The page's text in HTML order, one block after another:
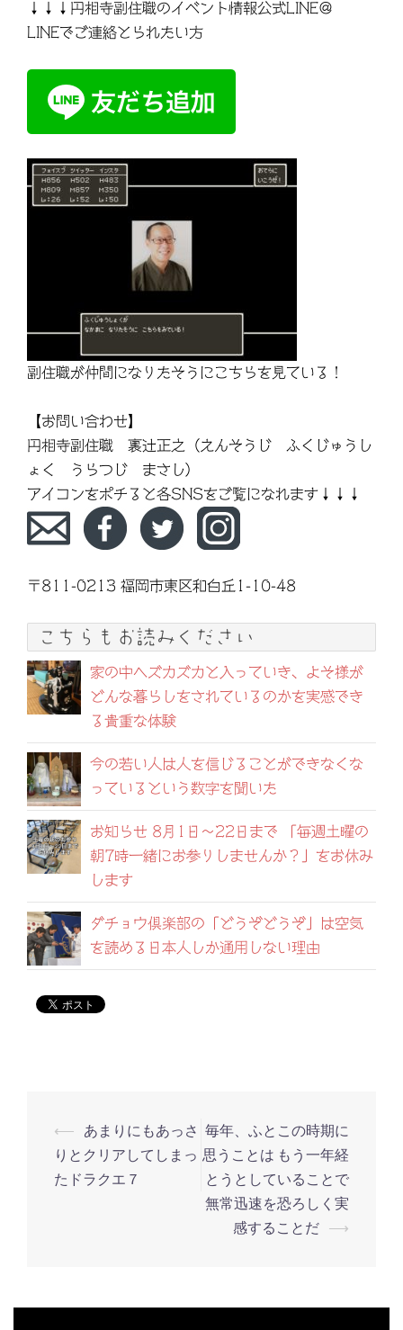
↓↓↓円相寺副住職のイベント情報公式LINE＠
LINEでご連絡とられたい方
副住職が仲間になりたそうにこちらを見ている！
【お問い合わせ】
円相寺副住職 裏辻正之（えんそうじ ふくじゅうし
ょく うらつじ まさし）
アイコンをポチると各SNSをご覧になれます↓↓↓
〒811-0213 福岡市東区和白丘1-10-48
こちらもお読みください
家の中へズカズカと入っていき、よそ様が
どんな暮らしをされているのかを実感でき
る貴重な体験
今の若い人は人を信じることができなくな
っているという数字を聞いた
お知らせ 8月1日〜22日まで 「毎週土曜の
朝7時一緒にお参りしませんか？」をお休み
します
ダチョウ倶楽部の「どうぞどうぞ」は空気
を読める日本人しか通用しない理由
投
稿
シ
⟵ あまりにもあっさ
りとクリアしてしまっ
たドラクエ７
毎年、ふとこの時期に
思うことは もう一年経
とうとしていることで
無常迅速を恐ろしく実
感することだ ⟶